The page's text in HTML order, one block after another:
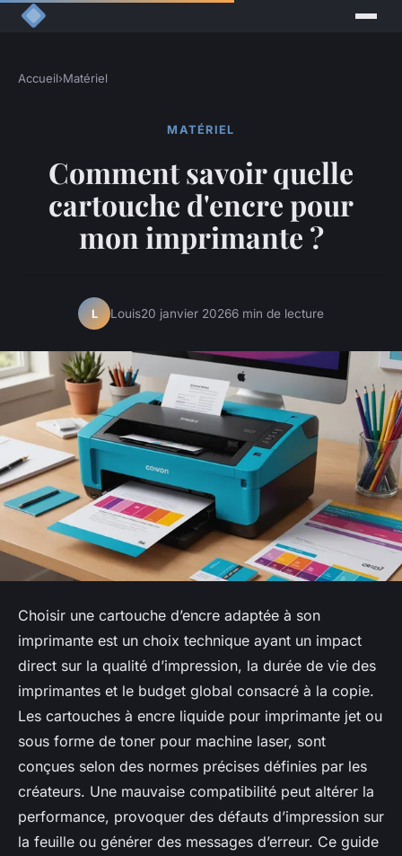
Accueil›Matériel
MATÉRIEL
Comment savoir quelle
cartouche d'encre pour
mon imprimante ?
L Louis20 janvier 20266 min de lecture
Choisir une cartouche d’encre adaptée à son
imprimante est un choix technique ayant un impact
direct sur la qualité d’impression, la durée de vie des
imprimantes et le budget global consacré à la copie.
Les cartouches à encre liquide pour imprimante jet ou
sous forme de toner pour machine laser, sont
conçues selon des normes précises définies par les
créateurs. Une mauvaise compatibilité peut altérer la
performance, provoquer des défauts d’impression sur
la feuille ou générer des messages d’erreur. Ce guide